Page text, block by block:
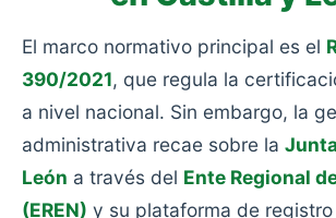
El marco normativo principal es el
390/2021, que regula la
a nivel nacional. Sin embargo, la
administrativa recae sobre la
León a través del Ente Regional
(EREN) y su plataforma de registro